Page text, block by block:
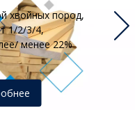
хвойных пород,
1/2/3/4,
менее 22%